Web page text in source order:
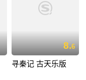
8.6
寻秦记 古天乐版